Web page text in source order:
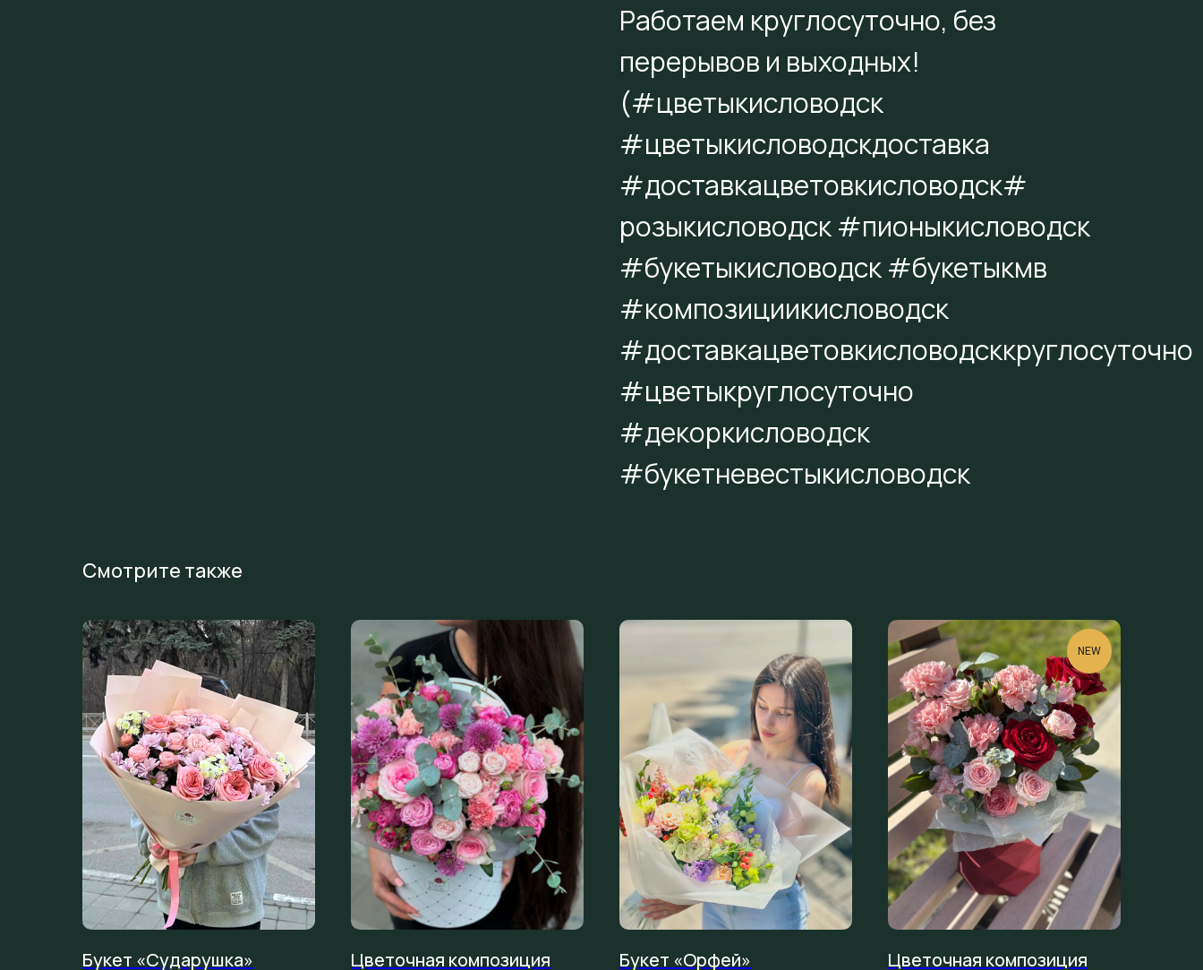
Работаем круглосуточно, без
перерывов и выходных!
(#цветыкисловодск
#цветыкисловодскдоставка
#доставкацветовкисловодск#
розыкисловодск #пионыкисловодск
#букетыкисловодск #букетыкмв
#композициикисловодск
#доставкацветовкисловодсккруглосуточно
#цветыкруглосуточно
#декоркисловодск
#букетневестыкисловодск
Смотрите также
Букет «Сударушка» Цветочная композиция Букет «Орфей»
NEW
Цветочная композиция